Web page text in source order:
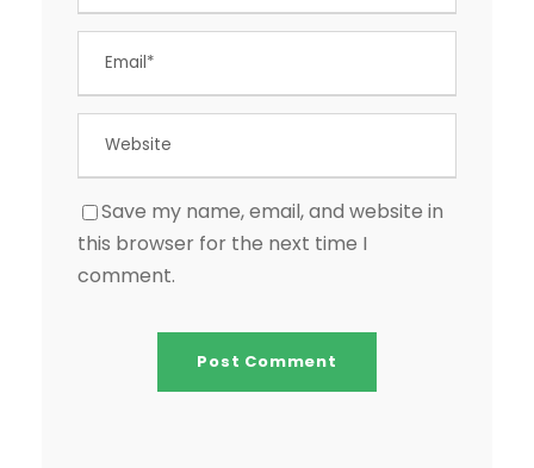
Save my name, email, and website in
this browser for the next time I
comment.